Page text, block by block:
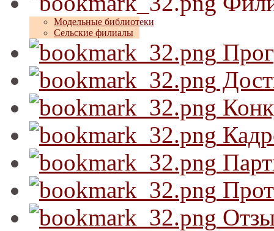
Модельные библиотеки
Сельские филиалы